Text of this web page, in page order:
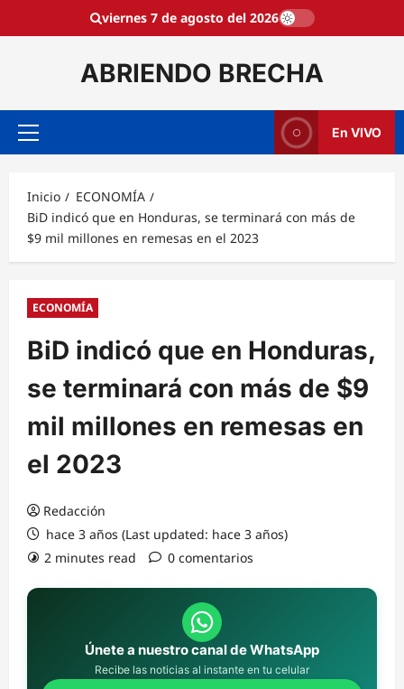
viernes 7 de agosto del 2026
ABRIENDO BRECHA
Menú
En VIVO
Inicio
ECONOMÍA
BiD indicó que en Honduras, se terminará con más de
$9 mil millones en remesas en el 2023
ECONOMÍA
BiD indicó que en Honduras,
se terminará con más de $9
mil millones en remesas en
el 2023
Redacción
hace 3 años (Last updated: hace 3 años)
2 minutes read
0 comentarios
Únete a nuestro canal de WhatsApp
Recibe las noticias al instante en tu celular